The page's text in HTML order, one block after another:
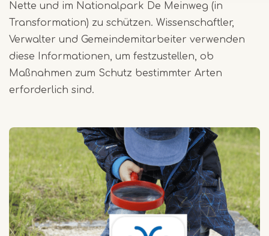
Nette und im Nationalpark De Meinweg (in
Transformation) zu schützen. Wissenschaftler,
Verwalter und Gemeindemitarbeiter verwenden
diese Informationen, um festzustellen, ob
Maßnahmen zum Schutz bestimmter Arten
erforderlich sind.